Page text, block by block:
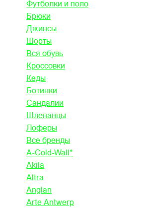
Футболки и поло
Брюки
Джинсы
Шорты
Вся обувь
Кроссовки
Кеды
Ботинки
Сандалии
Шлепанцы
Лоферы
Все бренды
A-Cold-Wall*
Akila
Altra
Anglan
Arte Antwerp